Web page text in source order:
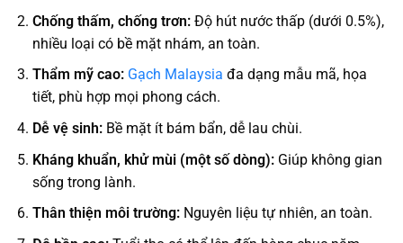
Chống thấm, chống trơn:Độ hút nước thấp (dưới 0.5%),
nhiều loại có bề mặt nhám, an toàn.
Thẩm mỹ cao: Gạch Malaysia đa dạng mẫu mã, họa
tiết, phù hợp mọi phong cách.
Dễ vệ sinh:Bề mặt ít bám bẩn, dễ lau chùi.
Kháng khuẩn, khử mùi (một số dòng):Giúp không gian
sống trong lành.
Thân thiện môi trường:Nguyên liệu tự nhiên, an toàn.